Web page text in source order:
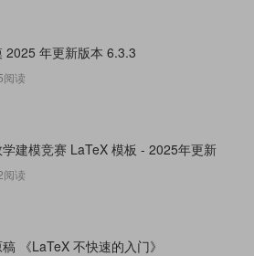
2025 年更新版本 6.3.3
读
建模竞赛 LaTeX 模板 - 2025年更新
阅读
《LaTeX 不快速的入门》